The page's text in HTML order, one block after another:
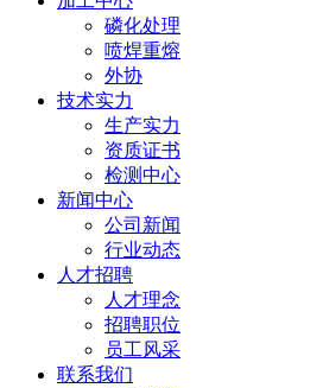
磷化处理
喷焊重熔
外协
技术实力
生产实力
资质证书
检测中心
新闻中心
公司新闻
行业动态
人才招聘
人才理念
招聘职位
员工风采
联系我们